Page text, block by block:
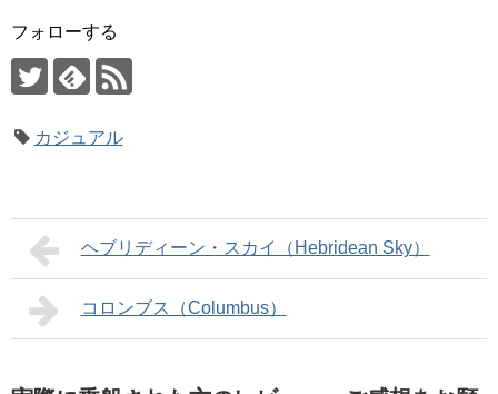
フォローする
カジュアル
ヘブリディーン・スカイ（Hebridean Sky）
コロンブス（Columbus）